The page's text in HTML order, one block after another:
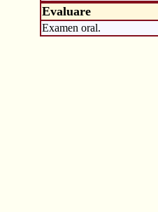
Evaluare
Examen oral.